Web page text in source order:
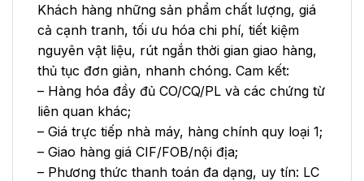
Khách hàng những sản phẩm chất lượng, giá
cả cạnh tranh, tối ưu hóa chi phí, tiết kiệm
nguyên vật liệu, rút ngắn thời gian giao hàng,
thủ tục đơn giản, nhanh chóng. Cam kết:
– Hàng hóa đầy đủ CO/CQ/PL và các chứng từ
liên quan khác;
– Giá trực tiếp nhà máy, hàng chính quy loại 1;
– Giao hàng giá CIF/FOB/nội địa;
– Phương thức thanh toán đa dạng, uy tín: LC